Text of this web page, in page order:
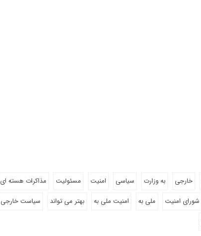
خارجی به وزارت سیاسی امنیت مسئولیت مذاکرات هسته ای
شورای امنیت ملی به امنیت ملی به بهتر می تواند سیاست خارجی